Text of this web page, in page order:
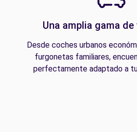
Una amplia gama
Desde coches urbanos
furgonetas familiares,
perfectamente adaptado a